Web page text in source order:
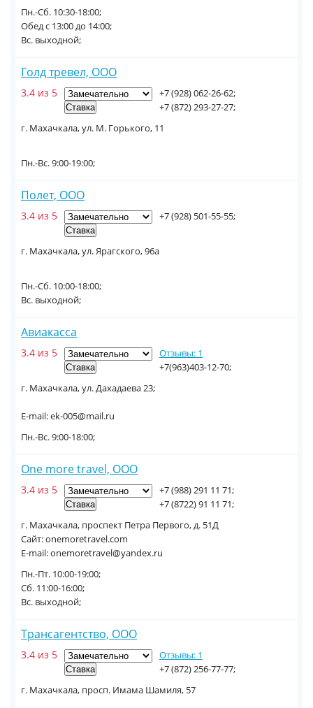
Пн.-Сб. 10:30-18:00;
Обед с 13:00 до 14:00;
Вс. выходной;
Голд тревел, ООО
3.4 из 5
г. Махачкала, ул. М. Горького, 11
+7 (928) 062-26-62;
+7 (872) 293-27-27;
Пн.-Вс. 9:00-19:00;
Полет, ООО
3.4 из 5
г. Махачкала, ул. Ярагского, 96а
+7 (928) 501-55-55;
Пн.-Cб. 10:00-18:00;
Вс. выходной;
Авиакасса
3.4 из 5 Отзывы: 1
г. Махачкала, ул. Дахадаева 23;
E-mail: ek-005@mail.ru
+7(963)403-12-70;
Пн.-Вс. 9:00-18:00;
One more travel, ООО
3.4 из 5
г. Махачкала, проспект Петра Первого, д. 51Д
Сайт: onemoretravel.com
E-mail: onemoretravel@yandex.ru
+7 (988) 291 11 71;
+7 (8722) 91 11 71;
Пн.-Пт. 10:00-19:00;
Сб. 11:00-16:00;
Вс. выходной;
Трансагентство, ООО
3.4 из 5 Отзывы: 1
г. Махачкала, просп. Имама Шамиля, 57
+7 (872) 256-77-77;